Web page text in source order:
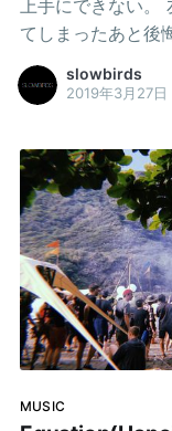
激しい野良道だっ
上手にできない。 友達との話の中で勢いで酷い事を言っ
てしまったあと後
ずどうして良いか
のこと。 初めてできた恋人の気持ちが離れていくことに
のこと。 恋人や好きな人ととうまくいかなくなってくる
と嫌な思い出と良
て息が苦しくなってし
ゅっと掴まれて、
って重力がなくな
たかのようなあの感覚。 エモいという言
に使うようになっていた。 高校生の
下北沢のセレクシ
がある」と聴か
slowbirds
2019年3月27日
MUSIC